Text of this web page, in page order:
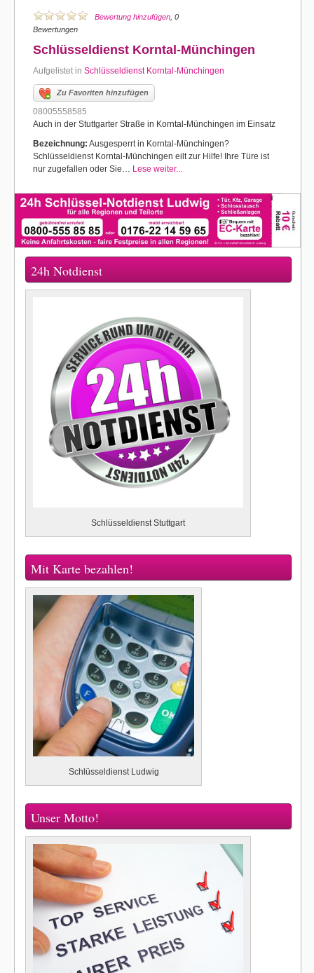
Bewertung hinzufügen , 0
Bewertungen
Schlüsseldienst Korntal-Münchingen
Aufgelistet in Schlüsseldienst Korntal-Münchingen
Zu Favoriten hinzufügen
08005558585
Auch in der Stuttgarter Straße in Korntal-Münchingen im Einsatz
Bezeichnung: Ausgesperrt in Korntal-Münchingen?
Schlüsseldienst Korntal-Münchingen eilt zur Hilfe! Ihre Türe ist
nur zugefallen oder Sie… Lese weiter...
24h Notdienst
Schlüsseldienst Stuttgart
Mit Karte bezahlen!
Schlüsseldienst Ludwig
Unser Motto!